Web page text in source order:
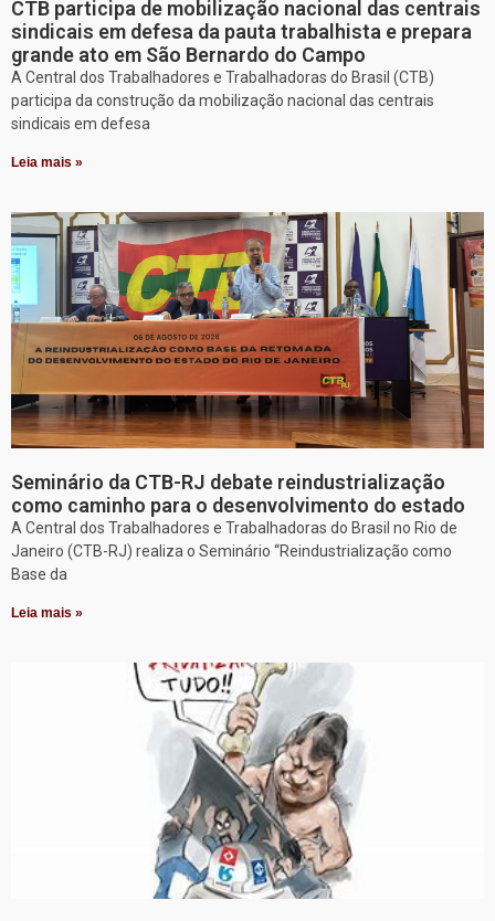
CTB participa de mobilização nacional das centrais
sindicais em defesa da pauta trabalhista e prepara
grande ato em São Bernardo do Campo
A Central dos Trabalhadores e Trabalhadoras do Brasil (CTB)
participa da construção da mobilização nacional das centrais
sindicais em defesa
Leia mais »
Seminário da CTB-RJ debate reindustrialização
como caminho para o desenvolvimento do estado
A Central dos Trabalhadores e Trabalhadoras do Brasil no Rio de
Janeiro (CTB-RJ) realiza o Seminário “Reindustrialização como
Base da
Leia mais »